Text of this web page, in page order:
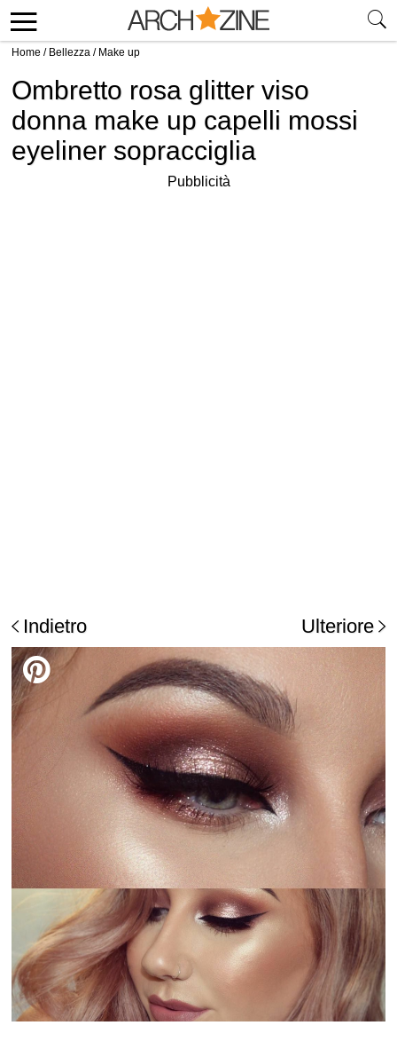
Home / Bellezza / Make up
Ombretto rosa glitter viso
donna make up capelli mossi
eyeliner sopracciglia
Pubblicità
Indietro Ulteriore